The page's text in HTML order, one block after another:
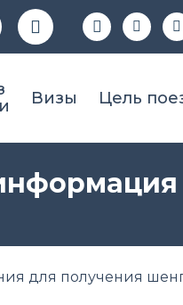
Визы Цель
для получения